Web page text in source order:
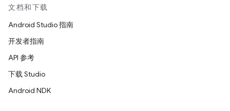
文档和下载
Android Studio 指南
开发者指南
API 参考
下载 Studio
Android NDK